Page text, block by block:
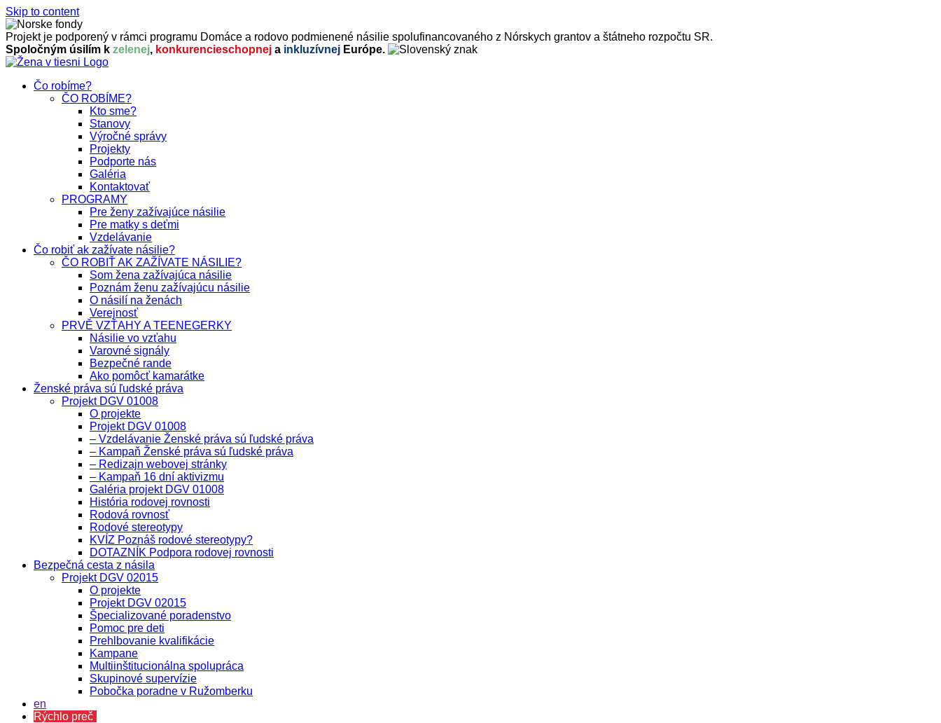
Skip to content
Projekt je podporený v rámci programu Domáce a rodovo podmienené násilie spolufinancovaného z Nórskych grantov a štátneho rozpočtu SR.
Spoločným úsilím k zelenej, konkurencieschopnej a inkluzívnej Európe.
Čo robíme?
ČO ROBÍME?
Kto sme?
Stanovy
Výročné správy
Projekty
Podporte nás
Galéria
Kontaktovať
PROGRAMY
Pre ženy zažívajúce násilie
Pre matky s deťmi
Vzdelávanie
Čo robiť ak zažívate násilie?
ČO ROBIŤ AK ZAŽÍVATE NÁSILIE?
Som žena zažívajúca násilie
Poznám ženu zažívajúcu násilie
O násilí na ženách
Verejnosť
PRVĚ VZŤAHY A TEENEGERKY
Násilie vo vzťahu
Varovné signály
Bezpečné rande
Ako pomôcť kamarátke
Ženské práva sú ľudské práva
Projekt DGV 01008
O projekte
Projekt DGV 01008
– Vzdelávanie Ženské práva sú ľudské práva
– Kampaň Ženské práva sú ľudské práva
– Redizajn webovej stránky
– Kampaň 16 dní aktivizmu
Galéria projekt DGV 01008
História rodovej rovnosti
Rodová rovnosť
Rodové stereotypy
KVÍZ Poznáš rodové stereotypy?
DOTAZNÍK Podpora rodovej rovnosti
Bezpečná cesta z násila
Projekt DGV 02015
O projekte
Projekt DGV 02015
Špecializované poradenstvo
Pomoc pre deti
Prehlbovanie kvalifikácie
Kampane
Multiinštitucionálna spolupráca
Skupinové supervízie
Pobočka poradne v Ružomberku
en
Rýchlo preč